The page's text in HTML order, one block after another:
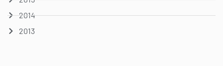
2014
2013